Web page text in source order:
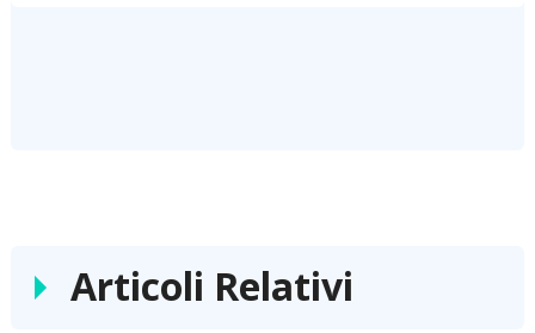
Articoli Relativi